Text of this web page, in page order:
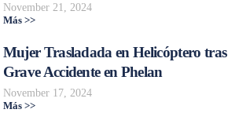
November 21, 2024
Más >>
Mujer Trasladada en Helicóptero tras
Grave Accidente en Phelan
November 17, 2024
Más >>